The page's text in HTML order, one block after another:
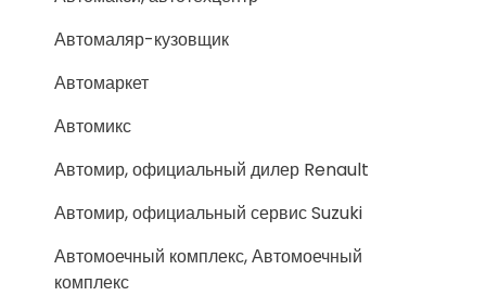
Автомаляр-кузовщик
Автомаркет
Автомикс
Автомир, официальный дилер Renault
Автомир, официальный сервис Suzuki
Автомоечный комплекс, Автомоечный
комплекс